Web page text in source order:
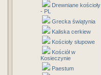
Drewniane kościoły
- PL
Grecka świątynia
Kaliska cerkiew
Kościoły słupowe
Kościół w
Kosieczynie
Paestum